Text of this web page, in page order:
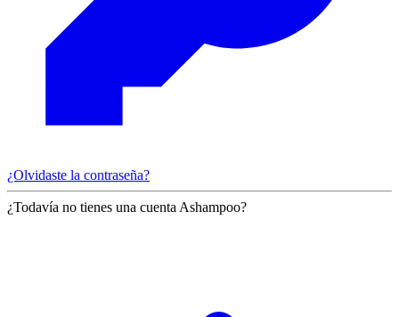
¿Olvidaste la contraseña?
¿Todavía no tienes una cuenta Ashampoo?